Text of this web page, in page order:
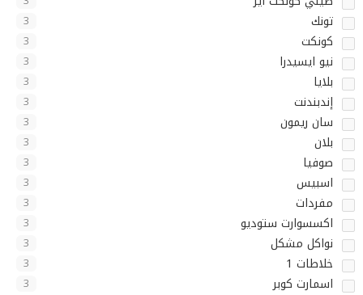
تونك 3
كونكت 3
نيو ايسيدرا 3
بلايا 3
إندبندنت 3
سان ريمون 3
بلان 3
صوفيا 3
اسبيس 3
مفردات 3
اكسسوارت ستوديو 3
نواكل مشكل 3
خلاطات 1 3
اسمارت كوبر 3